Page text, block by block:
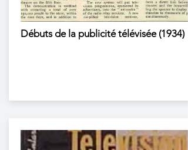
Débuts de la publicité télévisée (1934)